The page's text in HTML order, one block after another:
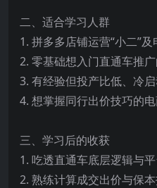
二、适合学习人群
1. 拼多多店铺运营“小二”
2. 零基础想入门直通车推
3. 有经验但投产比低、冷
4. 想掌握同行出价技巧的
三、学习后的收获
1. 吃透直通车底层逻辑与
2. 熟练计算成交出价与保